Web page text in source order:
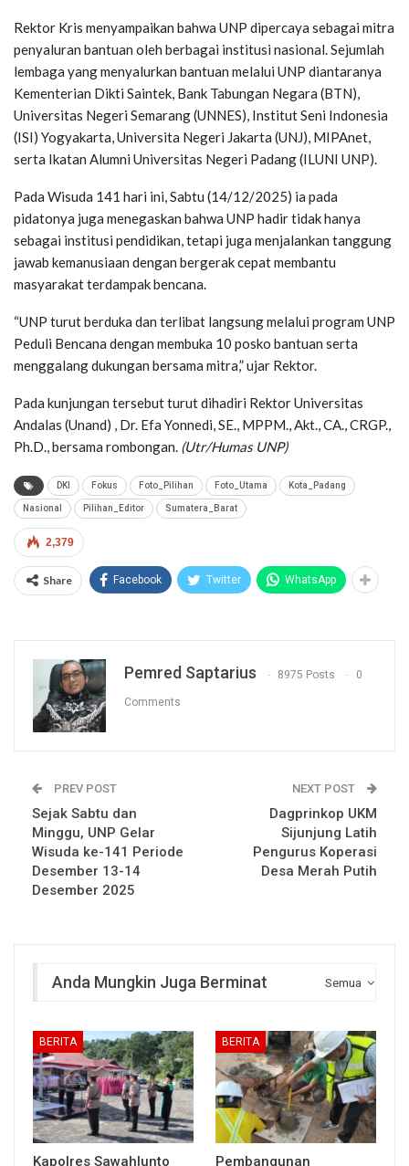
Rektor Kris menyampaikan bahwa UNP dipercaya sebagai mitra
penyaluran bantuan oleh berbagai institusi nasional. Sejumlah
lembaga yang menyalurkan bantuan melalui UNP diantaranya
Kementerian Dikti Saintek, Bank Tabungan Negara (BTN),
Universitas Negeri Semarang (UNNES), Institut Seni Indonesia
(ISI) Yogyakarta, Universita Negeri Jakarta (UNJ), MIPAnet,
serta Ikatan Alumni Universitas Negeri Padang (ILUNI UNP).
Pada Wisuda 141 hari ini, Sabtu (14/12/2025) ia pada
pidatonya juga menegaskan bahwa UNP hadir tidak hanya
sebagai institusi pendidikan, tetapi juga menjalankan tanggung
jawab kemanusiaan dengan bergerak cepat membantu
masyarakat terdampak bencana.
“UNP turut berduka dan terlibat langsung melalui program UNP
Peduli Bencana dengan membuka 10 posko bantuan serta
menggalang dukungan bersama mitra,” ujar Rektor.
Pada kunjungan tersebut turut dihadiri Rektor Universitas
Andalas (Unand) , Dr. Efa Yonnedi, SE., MPPM., Akt., CA., CRGP.,
Ph.D., bersama rombongan. (Utr/Humas UNP)
DKI Fokus Foto_Pilihan Foto_Utama Kota_Padang
Nasional Pilihan_Editor Sumatera_Barat
2,379
Share Facebook Twitter WhatsApp
Pemred Saptarius 8975 Posts 0
Comments
PREV POST
Sejak Sabtu dan
Minggu, UNP Gelar
Wisuda ke-141 Periode
Desember 13-14
Desember 2025
NEXT POST
Dagprinkop UKM
Sijunjung Latih
Pengurus Koperasi
Desa Merah Putih
Semua
Anda Mungkin Juga Berminat
BERITA
Kapolres Sawahlunto
BERITA
Pembangunan